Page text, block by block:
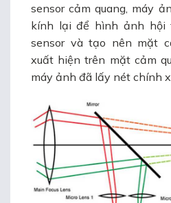
sensor cảm quang, máy
kính lại để hình ảnh
sensor và tạo nên mặt
xuất hiện trên mặt cảm
máy ảnh đã lấy nét chính